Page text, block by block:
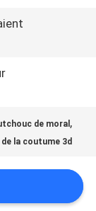
de moral ,
la coutume 3d